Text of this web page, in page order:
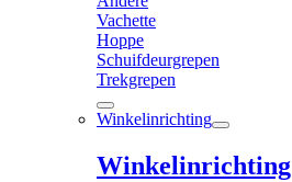
Vachette
Hoppe
Schuifdeurgrepen
Trekgrepen
Winkelinrichting
Winkelinrichting